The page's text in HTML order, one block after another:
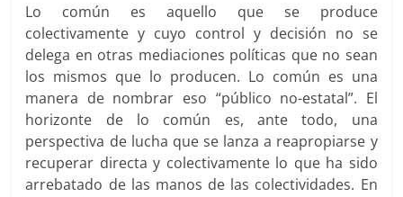
Lo común es aquello que se produce
colectivamente y cuyo control y decisión no se
delega en otras mediaciones políticas que no sean
los mismos que lo producen. Lo común es una
manera de nombrar eso “público no-estatal”. El
horizonte de lo común es, ante todo, una
perspectiva de lucha que se lanza a reapropiarse y
recuperar directa y colectivamente lo que ha sido
arrebatado de las manos de las colectividades. En